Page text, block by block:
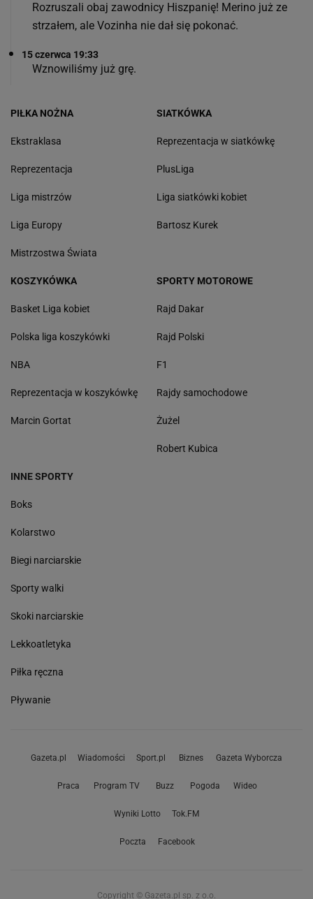
Rozruszali obaj zawodnicy Hiszpanię! Merino już ze
strzałem, ale Vozinha nie dał się pokonać.
15 czerwca 19:33
Wznowiliśmy już grę.
PIŁKA NOŻNA
Ekstraklasa
Reprezentacja
Liga mistrzów
Liga Europy
Mistrzostwa Świata
SIATKÓWKA
Reprezentacja w siatkówkę
PlusLiga
Liga siatkówki kobiet
Bartosz Kurek
KOSZYKÓWKA
Basket Liga kobiet
Polska liga koszykówki
NBA
Reprezentacja w koszykówkę
Marcin Gortat
SPORTY MOTOROWE
Rajd Dakar
Rajd Polski
F1
Rajdy samochodowe
Żużel
Robert Kubica
INNE SPORTY
Boks
Kolarstwo
Biegi narciarskie
Sporty walki
Skoki narciarskie
Lekkoatletyka
Piłka ręczna
Pływanie
Gazeta.pl Wiadomości Sport.pl Biznes Gazeta Wyborcza
Praca Program TV Buzz Pogoda Wideo
Wyniki Lotto Tok.FM
Poczta Facebook
Copyright © Gazeta.pl sp. z o.o.